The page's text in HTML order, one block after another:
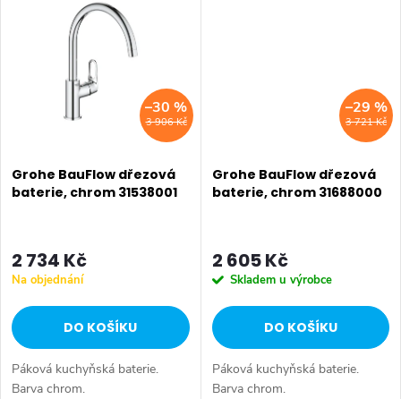
3 906 Kč
–30 %
Grohe BauFlow dřezová
baterie, chrom 31538001
2 734 Kč
Na objednání
DO KOŠÍKU
Páková kuchyňská baterie.
Barva chrom.
3 721 Kč
–29 %
Grohe BauFlow dřezová
baterie, chrom 31688000
2 605 Kč
Skladem u výrobce
DO KOŠÍKU
Páková kuchyňská baterie.
Barva chrom.